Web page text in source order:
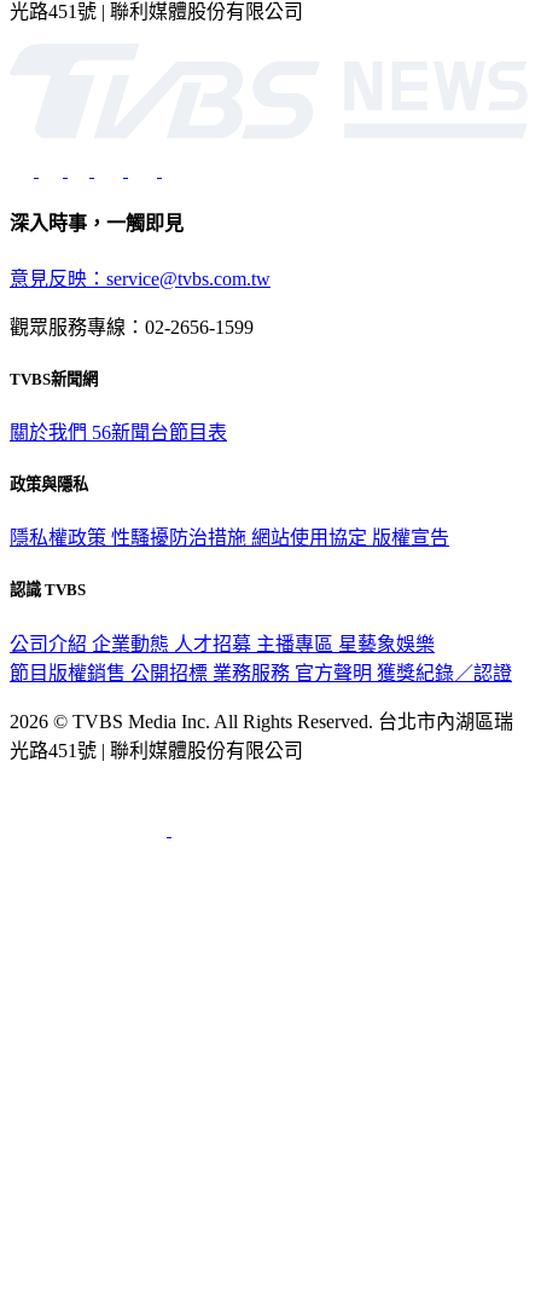
光路451號 | 聯利媒體股份有限公司
深入時事，一觸即見
意見反映：service@tvbs.com.tw
觀眾服務專線：02-2656-1599
TVBS新聞網
關於我們 56新聞台節目表
政策與隱私
隱私權政策 性騷擾防治措施 網站使用協定 版權宣告
認識 TVBS
公司介紹 企業動態 人才招募 主播專區 星藝象娛樂
節目版權銷售 公開招標 業務服務 官方聲明 獲獎紀錄／認證
2026 © TVBS Media Inc. All Rights Reserved. 台北市內湖區瑞
光路451號 | 聯利媒體股份有限公司